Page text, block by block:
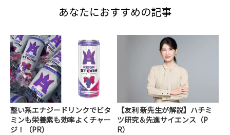
あなたにおすすめの記事
整い系エナジードリンクでビタ
ミンも栄養素も効率よくチャー
ジ！（PR）
【友利 新先生が解説】ハチミ
ツ研究＆先進サイエンス（P
R）